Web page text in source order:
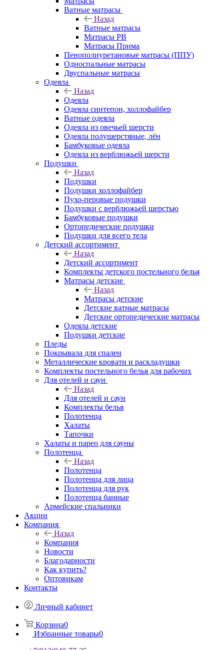
Ватные матрасы
Назад
Ватные матрасы
Матрасы РВ
Матрасы Прима
Пенополиуретановые матрасы (ППУ)
Односпальные матрасы
Двуспальные матрасы
Одеяла
Назад
Одеяла
Одеяла синтепон, холлофайбер
Ватные одеяла
Одеяла из овечьей шерсти
Одеяла полушерстяные, лён
Бамбуковые одеяла
Одеяла из верблюжьей шерсти
Подушки
Назад
Подушки
Подушки холлофайбер
Пухо-перовые подушки
Подушки с верблюжьей шерстью
Бамбуковые подушки
Ортопедические подушки
Подушки для всего тела
Детский ассортимент
Назад
Детский ассортимент
Комплекты детского постельного белья
Матрасы детские
Назад
Матрасы детские
Детские ватные матрасы
Детские ортопедические матрасы
Одеяла детские
Подушки детские
Пледы
Покрывала для спален
Металлические кровати и раскладушки
Комплекты постельного белья для рабочих
Для отелей и саун
Назад
Для отелей и саун
Комплекты белья
Полотенца
Халаты
Тапочки
Халаты и парео для сауны
Полотенца
Назад
Полотенца
Полотенца для лица
Полотенца для рук
Полотенца банные
Армейские спальники
Акции
Компания
Назад
Компания
Новости
Благодарности
Как купить?
Оптовикам
Контакты
Личный кабинет
Корзина0
Избранные товары0